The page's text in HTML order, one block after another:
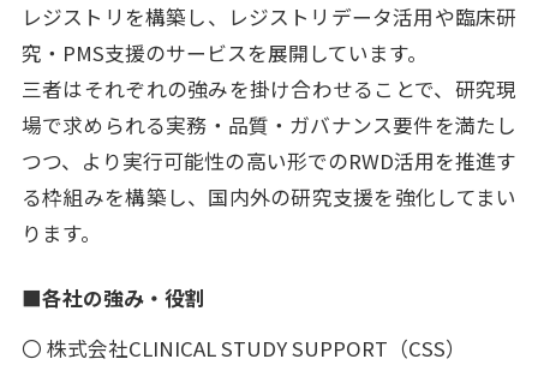
レジストリを構築し、レジストリデータ活用や臨床研
究・PMS支援のサービスを展開しています。
三者はそれぞれの強みを掛け合わせることで、研究現
場で求められる実務・品質・ガバナンス要件を満たし
つつ、より実行可能性の高い形でのRWD活用を推進す
る枠組みを構築し、国内外の研究支援を強化してまい
ります。
■各社の強み・役割
〇 株式会社CLINICAL STUDY SUPPORT（CSS）